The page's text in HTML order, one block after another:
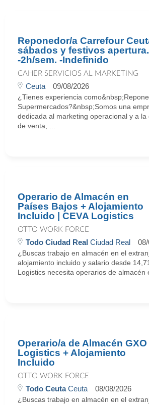
Reponedor/a Carrefour
sábados y festivos apertura.
-2h/sem. -Indefinido
CAHER SERVICIOS AL MARKETING
Ceuta 09/08/2026
¿Tienes experiencia
Supermercados?&nbsp;Somos una
dedicada al marketing operacional y a
de venta, ...
Operario de Almacén en
Países Bajos + Alojamiento
Incluido | CEVA Logistics
OTTO WORK FORCE
Todo Ciudad Real Ciudad Real
¿Buscas trabajo en almacén en el
alojamiento incluido y salario desde
Logistics necesita operarios de almacén
Operario/a de Almacén GXO
Logistics + Alojamiento
Incluido
OTTO WORK FORCE
Todo CeutaCeuta 08/08/2026
¿Buscas trabajo en almacén en el